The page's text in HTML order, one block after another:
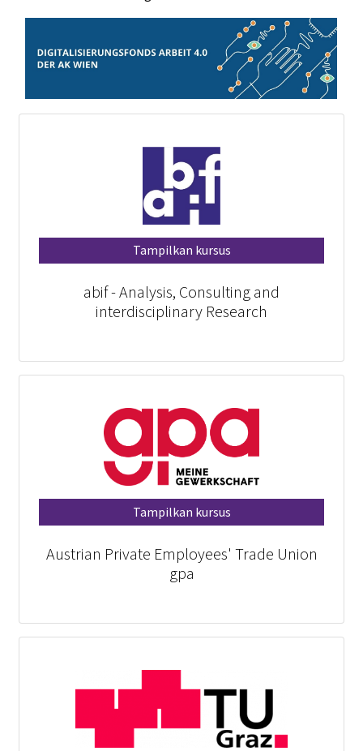
Tampilkan kursus
abif - Analysis, Consulting and
interdisciplinary Research
Tampilkan kursus
Austrian Private Employees' Trade Union
gpa